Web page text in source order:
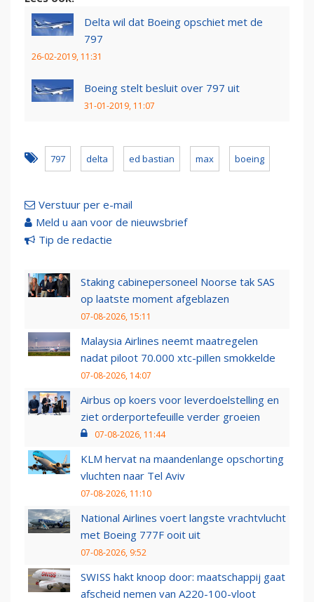
Delta wil dat Boeing opschiet met de
797
26-02-2019, 11:31
Boeing stelt besluit over 797 uit
31-01-2019, 11:07
797 delta ed bastian max boeing
Verstuur per e-mail
Meld u aan voor de nieuwsbrief
Tip de redactie
Staking cabinepersoneel Noorse tak SAS
op laatste moment afgeblazen
07-08-2026, 15:11
Malaysia Airlines neemt maatregelen
nadat piloot 70.000 xtc-pillen smokkelde
07-08-2026, 14:07
Airbus op koers voor leverdoelstelling en
ziet orderportefeuille verder groeien
07-08-2026, 11:44
KLM hervat na maandenlange opschorting
vluchten naar Tel Aviv
07-08-2026, 11:10
National Airlines voert langste vrachtvlucht
met Boeing 777F ooit uit
07-08-2026, 9:52
SWISS hakt knoop door: maatschappij gaat
afscheid nemen van A220-100-vloot